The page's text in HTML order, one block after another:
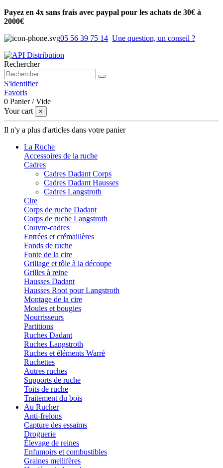
Payez en 4x sans frais avec paypal pour les achats de 30€ à
2000€
05 56 39 75 14 Une question, un conseil ?
Rechercher
S'identifier
Favoris
0 Panier /Vide
Your cart
×
Il n'y a plus d'articles dans votre panier
La Ruche
Accessoires de la ruche
Cadres
Cadres Dadant Corps
Cadres Dadant Hausses
Cadres Langstroth
Cire
Corps de ruche Dadant
Corps de ruche Langstroth
Couvre-cadres
Entrées et crémaillères
Fonds de ruche
Fonte de la cire
Grillage et tôle à la découpe
Grilles à reine
Hausses Dadant
Hausses Root pour Langstroth
Montage de la cire
Moules et bougies
Nourrisseurs
Partitions
Ruches Dadant
Ruches Langstroth
Ruches et éléments Warré
Ruchettes
Autres ruches
Supports de ruche
Toits de ruche
Traitement du bois
Au Rucher
Anti-frelons
Capture des essaims
Droguerie
Élevage de reines
Enfumoirs et combustibles
Graines mellifères